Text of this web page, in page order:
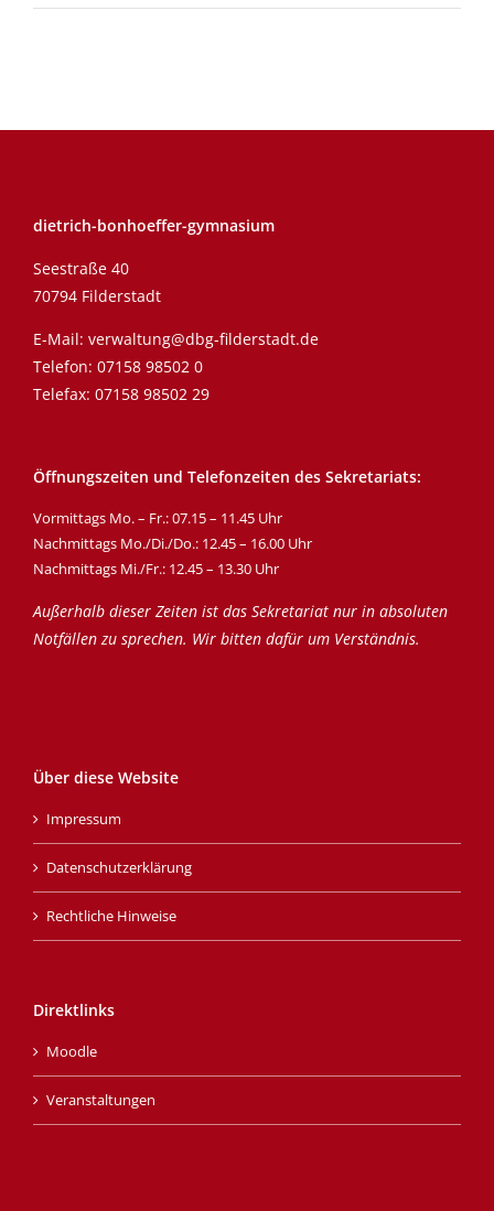
dietrich-bonhoeffer-gymnasium
Seestraße 40
70794 Filderstadt
E-Mail: verwaltung@dbg-filderstadt.de
Telefon: 07158 98502 0
Telefax: 07158 98502 29
Öffnungszeiten und Telefonzeiten des Sekretariats:
Vormittags Mo. – Fr.: 07.15 – 11.45 Uhr
Nachmittags Mo./Di./Do.: 12.45 – 16.00 Uhr
Nachmittags Mi./Fr.: 12.45 – 13.30 Uhr
Außerhalb dieser Zeiten ist das Sekretariat nur in absoluten
Notfällen zu sprechen. Wir bitten dafür um Verständnis.
Über diese Website
Impressum
Datenschutzerklärung
Rechtliche Hinweise
Direktlinks
Moodle
Veranstaltungen